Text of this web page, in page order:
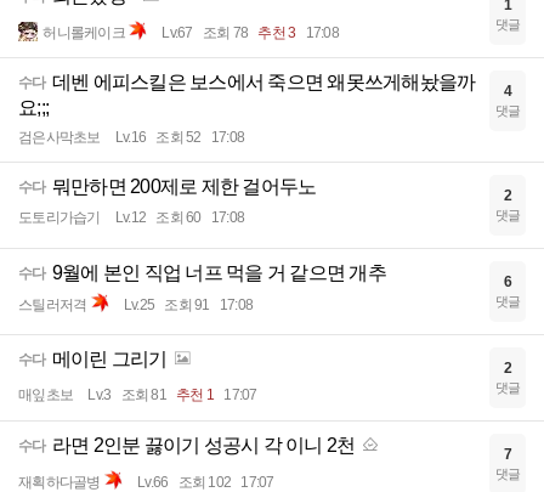
허니롤케이크 Lv.67 조회 78 추천 3 17:08
1
댓글
수다 데벤 에피스킬은 보스에서 죽으면 왜못쓰게해놨을까
요;;;
검은사막초보 Lv.16 조회 52 17:08
4
댓글
수다 뭐만하면 200제로 제한 걸어두노
도토리가습기 Lv.12 조회 60 17:08
2
댓글
수다 9월에 본인 직업 너프 먹을 거 같으면 개추
스틸러저격 Lv.25 조회 91 17:08
6
댓글
수다 메이린 그리기
매잎초보 Lv.3 조회 81 추천 1 17:07
2
댓글
수다 라면 2인분 끓이기 성공시 각 이니 2천
재획하다골병 Lv.66 조회 102 17:07
7
댓글